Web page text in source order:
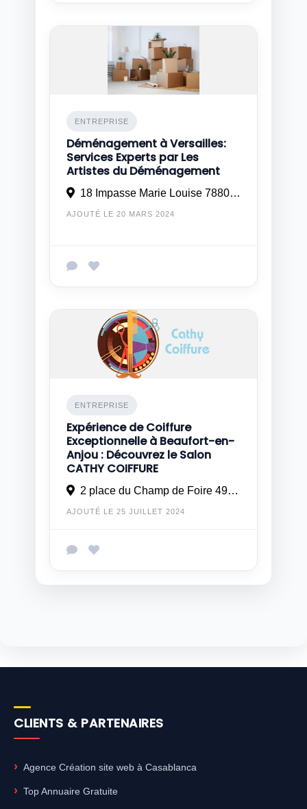
ENTREPRISE
Déménagement à Versailles:
Services Experts par Les
Artistes du Déménagement
18 Impasse Marie Louise 78800 HOUILLES
AJOUTÉ LE 20 MARS 2024
ENTREPRISE
Expérience de Coiffure
Exceptionnelle à Beaufort-en-
Anjou : Découvrez le Salon
CATHY COIFFURE
2 place du Champ de Foire 49160 LONGUÉ JUMELLES
AJOUTÉ LE 25 JUILLET 2024
CLIENTS & PARTENAIRES
Agence Création site web à Casablanca
Top Annuaire Gratuite